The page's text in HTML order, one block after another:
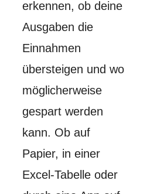
erkennen, ob deine
Ausgaben die
Einnahmen
übersteigen und wo
möglicherweise
gespart werden
kann. Ob auf
Papier, in einer
Excel-Tabelle oder